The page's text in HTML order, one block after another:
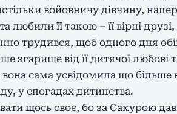
войовничу дівчину,
її такою – її вірні
трудився, щоб одного дня
згарище від її дитячої любові
сама усвідомила що більше
у спогадах дитинства.
щось своє, бо за Сакурою